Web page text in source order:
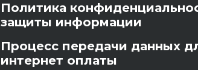
Политика
защиты информации
Процесс передачи данных
интернет оплаты